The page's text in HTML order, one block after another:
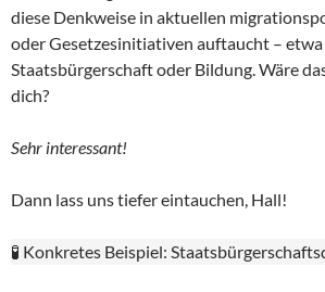
diese Denkweise in aktuellen
oder Gesetzesinitiativen auftaucht – etwa
Staatsbürgerschaft oder Bildung. Wäre
dich?
Sehr interessant!
Dann lass uns tiefer eintauchen, Hall!
🧪 Konkretes Beispiel: